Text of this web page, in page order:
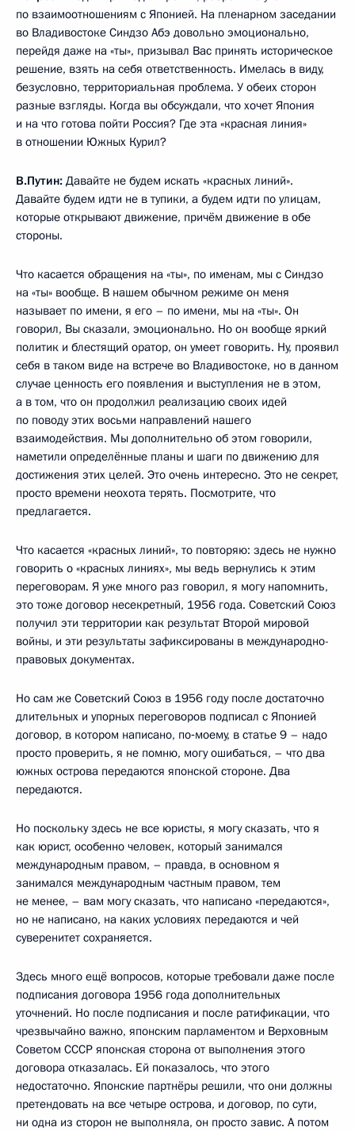
по взаимоотношениям с Японией. На пленарном заседании
во Владивостоке Синдзо Абэ довольно эмоционально,
перейдя даже на «ты», призывал Вас принять историческое
решение, взять на себя ответственность. Имелась в виду,
безусловно, территориальная проблема. У обеих сторон
разные взгляды. Когда вы обсуждали, что хочет Япония
и на что готова пойти Россия? Где эта «красная линия»
в отношении Южных Курил?
В.Путин: Давайте не будем искать «красных линий».
Давайте будем идти не в тупики, а будем идти по улицам,
которые открывают движение, причём движение в обе
стороны.
Что касается обращения на «ты», по именам, мы с Синдзо
на «ты» вообще. В нашем обычном режиме он меня
называет по имени, я его – по имени, мы на «ты». Он
говорил, Вы сказали, эмоционально. Но он вообще яркий
политик и блестящий оратор, он умеет говорить. Ну, проявил
себя в таком виде на встрече во Владивостоке, но в данном
случае ценность его появления и выступления не в этом,
а в том, что он продолжил реализацию своих идей
по поводу этих восьми направлений нашего
взаимодействия. Мы дополнительно об этом говорили,
наметили определённые планы и шаги по движению для
достижения этих целей. Это очень интересно. Это не секрет,
просто времени неохота терять. Посмотрите, что
предлагается.
Что касается «красных линий», то повторяю: здесь не нужно
говорить о «красных линиях», мы ведь вернулись к этим
переговорам. Я уже много раз говорил, я могу напомнить,
это тоже договор несекретный, 1956 года. Советский Союз
получил эти территории как результат Второй мировой
войны, и эти результаты зафиксированы в международно-
правовых документах.
Но сам же Советский Союз в 1956 году после достаточно
длительных и упорных переговоров подписал с Японией
договор, в котором написано, по‑моему, в статье 9 – надо
просто проверить, я не помню, могу ошибаться, – что два
южных острова передаются японской стороне. Два
передаются.
Но поскольку здесь не все юристы, я могу сказать, что я
как юрист, особенно человек, который занимался
международным правом, – правда, в основном я
занимался международным частным правом, тем
не менее, – вам могу сказать, что написано «передаются»,
но не написано, на каких условиях передаются и чей
суверенитет сохраняется.
Здесь много ещё вопросов, которые требовали даже после
подписания договора 1956 года дополнительных
уточнений. Но после подписания и после ратификации, что
чрезвычайно важно, японским парламентом и Верховным
Советом СССР японская сторона от выполнения этого
договора отказалась. Ей показалось, что этого
недостаточно. Японские партнёры решили, что они должны
претендовать на все четыре острова, и договор, по сути,
ни одна из сторон не выполняла, он просто завис. А потом